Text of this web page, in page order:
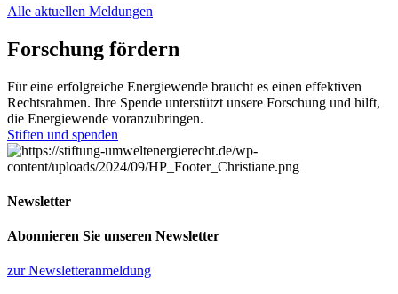
Alle aktuellen Meldungen
Forschung fördern
Für eine erfolgreiche Energiewende braucht es einen effektiven
Rechtsrahmen. Ihre Spende unterstützt unsere Forschung und hilft,
die Energiewende voranzubringen.
Stiften und spenden
Newsletter
Abonnieren Sie unseren Newsletter
zur Newsletteranmeldung